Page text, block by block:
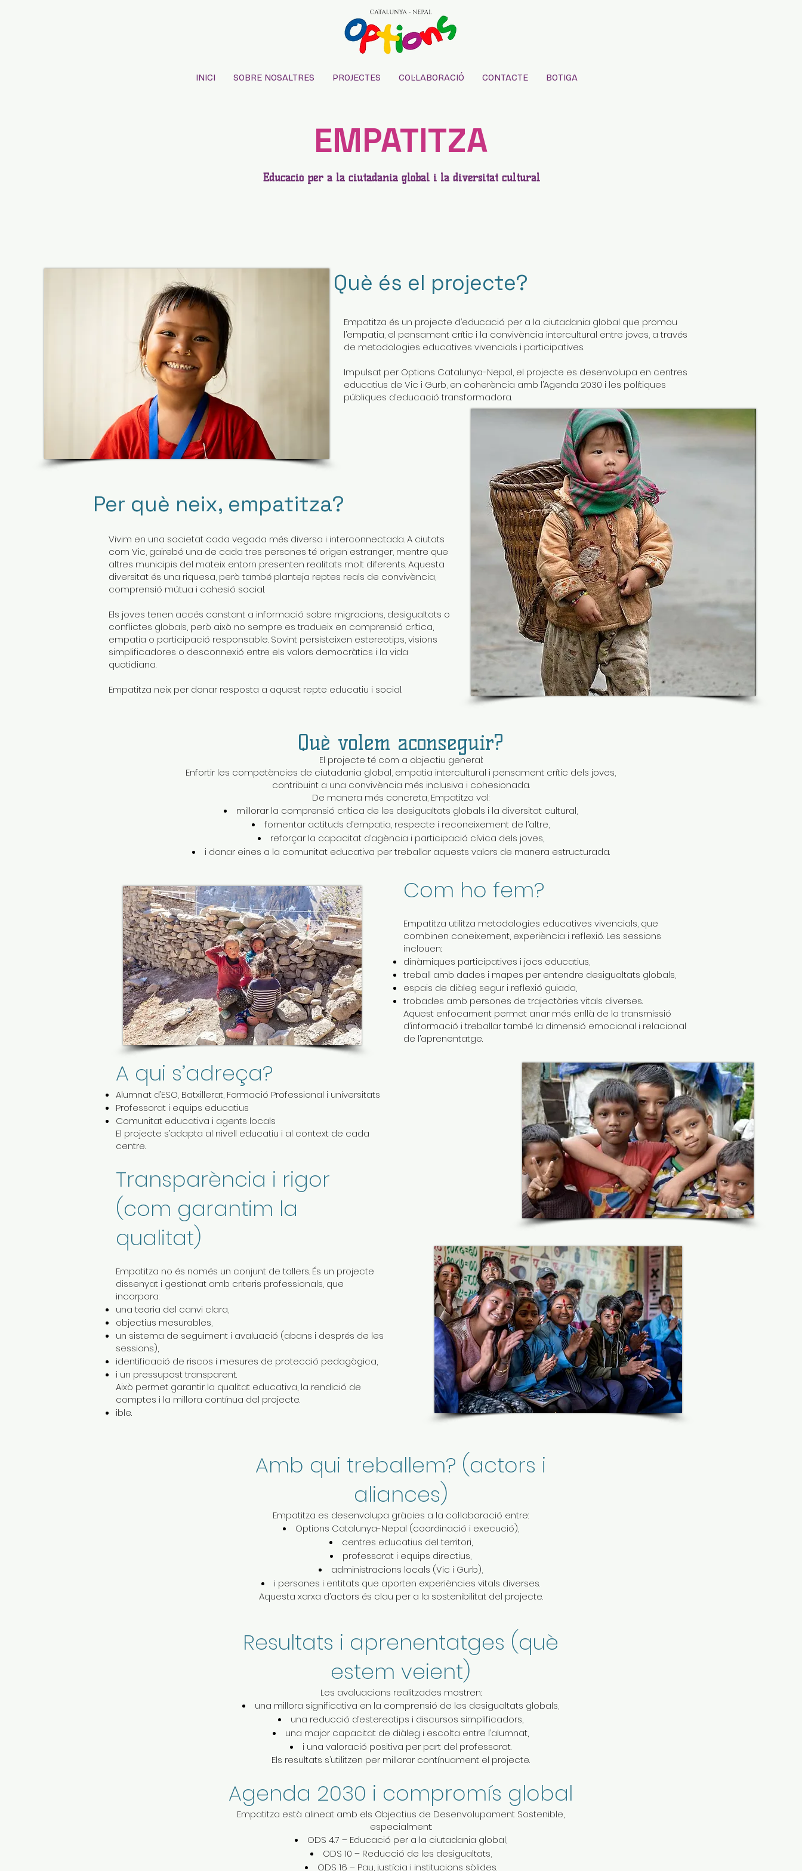
INICI SOBRE NOSALTRES PROJECTES COL·LABORACIÓ CONTACTE BOTIGA
EMPATITZA
Educació per a la ciutadania global i la diversitat cultural
Què és el projecte?
Empatitza és un projecte d’educació per a la ciutadania global que promou
l’empatia, el pensament crític i la convivència intercultural entre joves, a través
de metodologies educatives vivencials i participatives.
Impulsat per Options Catalunya-Nepal, el projecte es desenvolupa en centres
educatius de Vic i Gurb, en coherència amb l’Agenda 2030 i les polítiques
públiques d’educació transformadora.
Vivim en una societat cada vegada més diversa i interconnectada. A ciutats
com Vic, gairebé una de cada tres persones té origen estranger, mentre que
altres municipis del mateix entorn presenten realitats molt diferents. Aquesta
diversitat és una riquesa, però també planteja reptes reals de convivència,
comprensió mútua i cohesió social.
Els joves tenen accés constant a informació sobre migracions, desigualtats o
conflictes globals, però això no sempre es tradueix en comprensió crítica,
empatia o participació responsable. Sovint persisteixen estereotips, visions
simplificadores o desconnexió entre els valors democràtics i la vida
quotidiana.
Empatitza neix per donar resposta a aquest repte educatiu i social.
Per què neix, empatitza?
Què volem aconseguir?
El projecte té com a objectiu general:
Enfortir les competències de ciutadania global, empatia intercultural i pensament crític dels joves,
contribuint a una convivència més inclusiva i cohesionada.
De manera més concreta, Empatitza vol:
millorar la comprensió crítica de les desigualtats globals i la diversitat cultural,
fomentar actituds d’empatia, respecte i reconeixement de l’altre,
reforçar la capacitat d’agència i participació cívica dels joves,
i donar eines a la comunitat educativa per treballar aquests valors de manera estructurada.
A qui s’adreça?
Alumnat d’ESO, Batxillerat, Formació Professional i universitats
Professorat i equips educatius
Comunitat educativa i agents locals
El projecte s’adapta al nivell educatiu i al context de cada
centre.
Transparència i rigor
(com garantim la
qualitat)
Empatitza no és només un conjunt de tallers. És un projecte
dissenyat i gestionat amb criteris professionals, que
incorpora:
una teoria del canvi clara,
objectius mesurables,
un sistema de seguiment i avaluació (abans i després de les
sessions),
identificació de riscos i mesures de protecció pedagògica,
i un pressupost transparent.
Això permet garantir la qualitat educativa, la rendició de
comptes i la millora contínua del projecte.
ible.
Com ho fem?
Empatitza utilitza metodologies educatives vivencials, que
combinen coneixement, experiència i reflexió. Les sessions
inclouen:
dinàmiques participatives i jocs educatius,
treball amb dades i mapes per entendre desigualtats globals,
espais de diàleg segur i reflexió guiada,
trobades amb persones de trajectòries vitals diverses.
Aquest enfocament permet anar més enllà de la transmissió
d’informació i treballar també la dimensió emocional i relacional
de l’aprenentatge.
Amb qui treballem? (actors i
aliances)
Empatitza es desenvolupa gràcies a la col·laboració entre:
Options Catalunya-Nepal (coordinació i execució),
centres educatius del territori,
professorat i equips directius,
administracions locals (Vic i Gurb),
i persones i entitats que aporten experiències vitals diverses.
Aquesta xarxa d’actors és clau per a la sostenibilitat del projecte.
Resultats i aprenentatges (què
estem veient)
Les avaluacions realitzades mostren:
una millora significativa en la comprensió de les desigualtats globals,
una reducció d’estereotips i discursos simplificadors,
una major capacitat de diàleg i escolta entre l’alumnat,
i una valoració positiva per part del professorat.
Els resultats s’utilitzen per millorar contínuament el projecte.
Agenda 2030 i compromís global
Empatitza està alineat amb els Objectius de Desenvolupament Sostenible,
especialment:
ODS 4.7 – Educació per a la ciutadania global,
ODS 10 – Reducció de les desigualtats,
ODS 16 – Pau, justícia i institucions sòlides.